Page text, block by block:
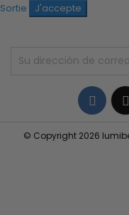
Sortie
J'accepte
© Copyright 2026